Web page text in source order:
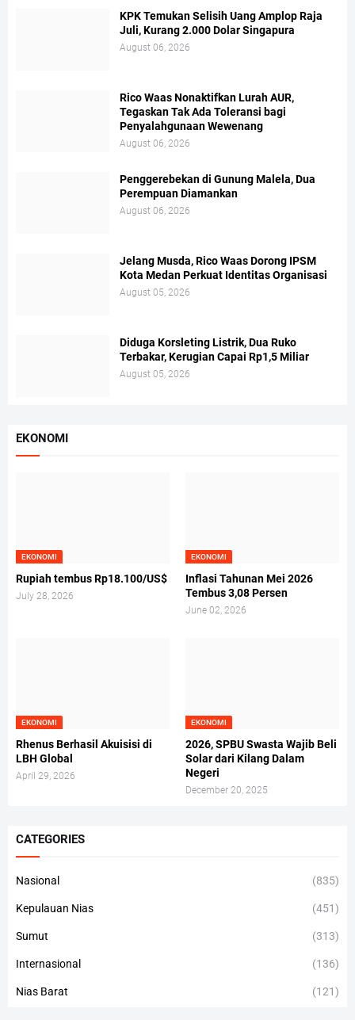
KPK Temukan Selisih Uang Amplop Raja
Juli, Kurang 2.000 Dolar Singapura
August 06, 2026
Rico Waas Nonaktifkan Lurah AUR,
Tegaskan Tak Ada Toleransi bagi
Penyalahgunaan Wewenang
August 06, 2026
Penggerebekan di Gunung Malela, Dua
Perempuan Diamankan
August 06, 2026
Jelang Musda, Rico Waas Dorong IPSM
Kota Medan Perkuat Identitas Organisasi
August 05, 2026
Diduga Korsleting Listrik, Dua Ruko
Terbakar, Kerugian Capai Rp1,5 Miliar
August 05, 2026
EKONOMI
EKONOMI
Rupiah tembus Rp18.100/US$
July 28, 2026
EKONOMI
Inflasi Tahunan Mei 2026
Tembus 3,08 Persen
June 02, 2026
EKONOMI
Rhenus Berhasil Akuisisi di
LBH Global
April 29, 2026
EKONOMI
2026, SPBU Swasta Wajib Beli
Solar dari Kilang Dalam
Negeri
December 20, 2025
CATEGORIES
Nasional (835)
Kepulauan Nias (451)
Sumut (313)
Internasional (136)
Nias Barat (121)